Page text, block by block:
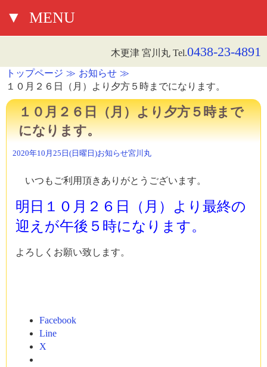
▼ MENU
木更津 宮川丸 Tel.0438-23-4891
トップページ
お知らせ
１０月２６日（月）より夕方５時までになります。
１０月２６日（月）より夕方５時まで
になります。
2020年10月25日(日曜日)お知らせ宮川丸
いつもご利用頂きありがとうございます。
明日１０月２６日（月）より最終の
迎えが午後５時になります。
よろしくお願い致します。
Facebook
Line
X